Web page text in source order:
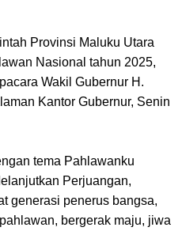
Provinsi Maluku Utara
Nasional tahun 2025,
Wakil Gubernur H.
Kantor Gubernur, Senin
tema Pahlawanku
Perjuangan,
generasi penerus bangsa,
bergerak maju, jiwa